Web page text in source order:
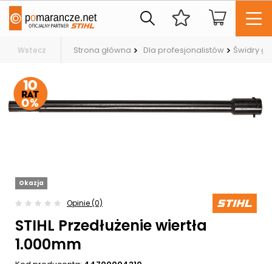
Wstecz Strona główna Dla profesjonalistów Świdry
Okazja
Opinie (0)
STIHL Przedłużenie wiertła
1.000mm